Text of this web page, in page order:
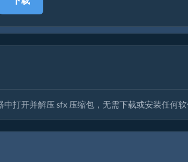
打开并解压 sfx 压缩包，无需下载或安装任何